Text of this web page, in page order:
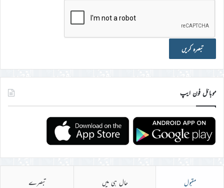
موبائل فون ایپ
مقبول حال ہی میں تبصرے